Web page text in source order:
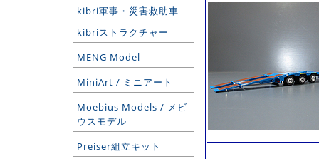
kibri軍事・災害救助車
kibriストラクチャー
MENG Model
MiniArt / ミニアート
Moebius Models / メビ
ウスモデル
Preiser組立キット